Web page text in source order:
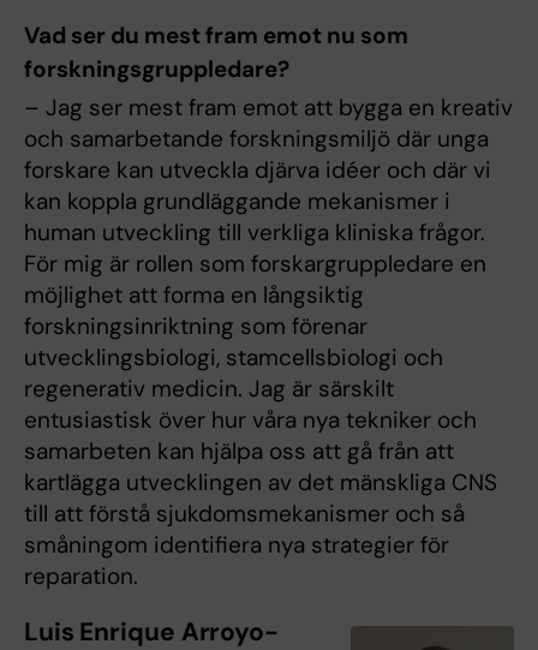
Vad ser du mest fram emot nu som
forskningsgruppledare?
– Jag ser mest fram emot att bygga en kreativ
och samarbetande forskningsmiljö där unga
forskare kan utveckla djärva idéer och där vi
kan koppla grundläggande mekanismer i
human utveckling till verkliga kliniska frågor.
För mig är rollen som forskargruppledare en
möjlighet att forma en långsiktig
forskningsinriktning som förenar
utvecklingsbiologi, stamcellsbiologi och
regenerativ medicin. Jag är särskilt
entusiastisk över hur våra nya tekniker och
samarbeten kan hjälpa oss att gå från att
kartlägga utvecklingen av det mänskliga CNS
till att förstå sjukdomsmekanismer och så
småningom identifiera nya strategier för
reparation.
Luis Enrique Arroyo-